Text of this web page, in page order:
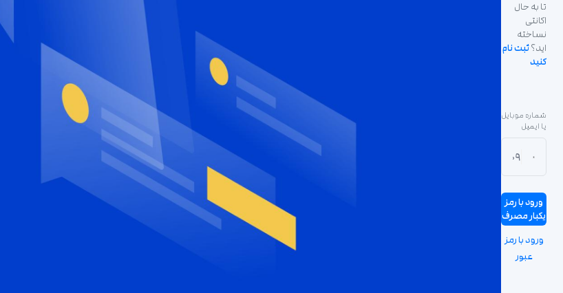
تا به حال
اکانتی
نساخته
اید؟ثبت نام
کنید
شماره موبایل
یا ایمیل
ورود با رمز
یکبار مصرف
ورود با رمز
عبور